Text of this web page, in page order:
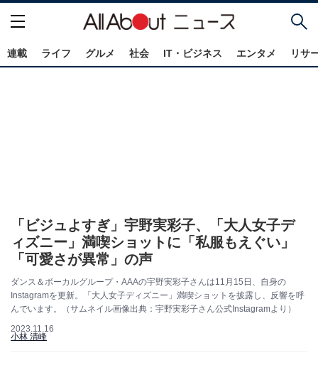
連載 ライフ グルメ 社会 IT・ビジネス エンタメ リサ
「ビジュよすぎ」宇野実彩子、「大人女子デ
ィズニー」満喫ショットに「私服もえぐい」
「可愛さが異常」の声
ダンス＆ボーカルグループ・AAAの宇野実彩子さんは11月15日、自身の
Instagramを更新。「大人女子ディズニー」満喫ショットを披露し、反響を呼
んでいます。（サムネイル画像出典：宇野実彩子さん公式Instagramより）
2023.11.16
小林 清峰